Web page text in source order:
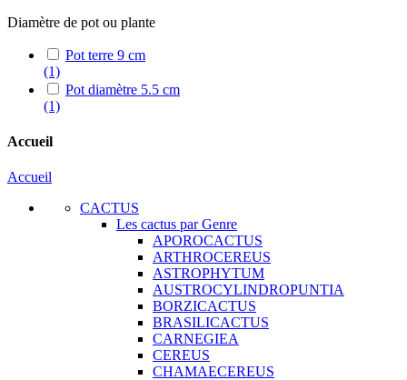
Diamètre de pot ou plante
Pot terre 9 cm
(1)
Pot diamètre 5.5 cm
(1)
Accueil
Accueil
CACTUS
Les cactus par Genre
APOROCACTUS
ARTHROCEREUS
ASTROPHYTUM
AUSTROCYLINDROPUNTIA
BORZICACTUS
BRASILICACTUS
CARNEGIEA
CEREUS
CHAMAECEREUS